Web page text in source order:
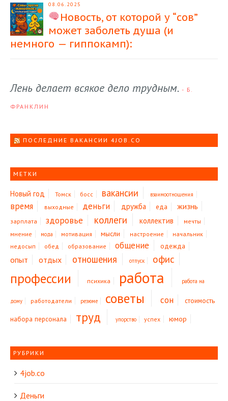
08.06.2025
Новость, от которой у “сов”
может заболеть душа (и
немного — гиппокамп):
Лень делает всякое дело трудным. - Б.
ФРАНКЛИН
ПОСЛЕДНИЕ ВАКАНСИИ 4JOB.CO
МЕТКИ
Новый год Томск босс вакансии взаимоотношения
время выходные деньги дружба еда жизнь
зарплата здоровье коллеги коллектив
мечты
мнение
мода мотивация мысли настроение
начальник
недосып
обед образование общение одежда
опыт отдых отношения отпуск офис
профессии психика работа работа на
дому работодатели резюме советы сон стоимость
набора персонала труд упорство успех юмор
РУБРИКИ
4job.co
Деньги